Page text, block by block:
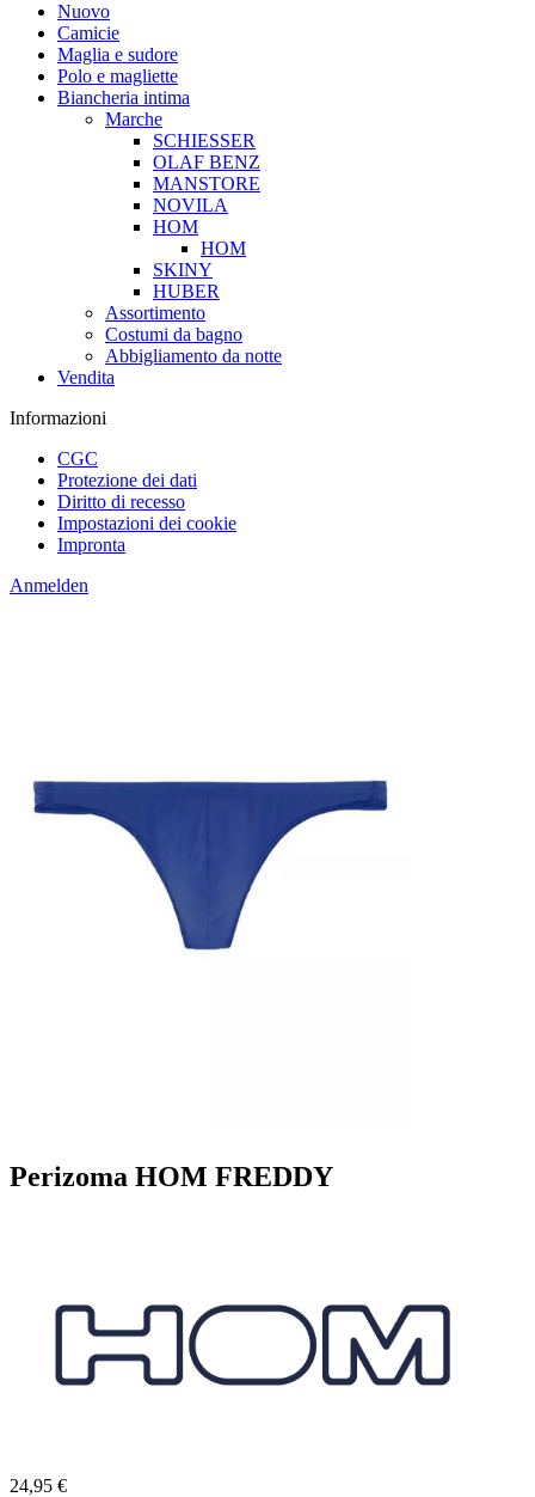
Nuovo
Camicie
Maglia e sudore
Polo e magliette
Biancheria intima
Marche
SCHIESSER
OLAF BENZ
MANSTORE
NOVILA
HOM
HOM
SKINY
HUBER
Assortimento
Costumi da bagno
Abbigliamento da notte
Vendita
Informazioni
CGC
Protezione dei dati
Diritto di recesso
Impostazioni dei cookie
Impronta
Anmelden
Perizoma HOM FREDDY
24,95 €